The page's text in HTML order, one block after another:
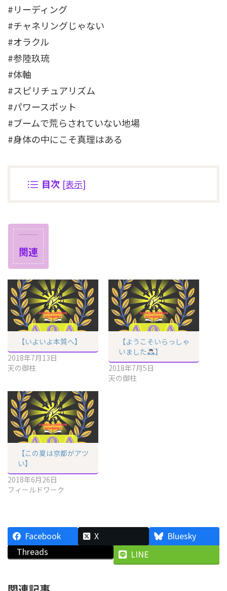
#リーディング
#チャネリングじゃない
#オラクル
#参陸玖琉
#体軸
#スピリチュアリズム
#パワースポット
#ブームで荒らされていない地場
#身体の中にこそ真理はある
目次 [表示]
関連
【いよいよ本質へ】
2018年7月13日
天の御柱
【ようこそいらっしゃ
いました
】
2018年7月5日
天の御柱
【この夏は京都がアツ
い】
2018年6月26日
フィールドワーク
Facebook X
Bluesky
Threads
LINE